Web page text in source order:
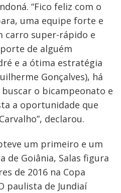
“Fico feliz com o
uma equipe forte e
carro super-rápido e
de alguém
e a ótima estratégia
Gonçalves), há
o bicampeonato e
a oportunidade que
declarou.
um primeiro e um
de Goiânia, Salas figura
de 2016 na Copa
paulista de Jundiaí